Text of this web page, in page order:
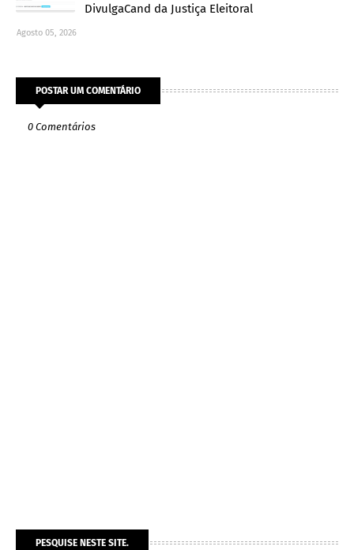
DivulgaCand da Justiça Eleitoral
Agosto 05, 2026
POSTAR UM COMENTÁRIO
0 Comentários
PESQUISE NESTE SITE.